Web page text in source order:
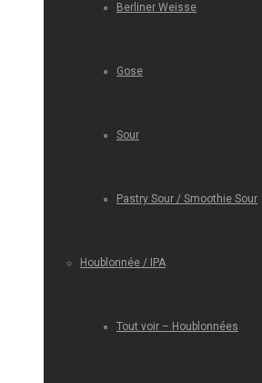
Berliner Weisse
Gose
Sour
Pastry Sour / Smoothie Sour
Houblonnée / IPA
Tout voir – Houblonnées